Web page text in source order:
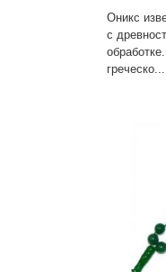
Оникс
с
греческо...